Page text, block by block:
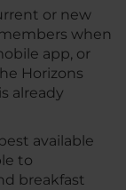
or new
when
app, or
Horizons
already
available
to
breakfast